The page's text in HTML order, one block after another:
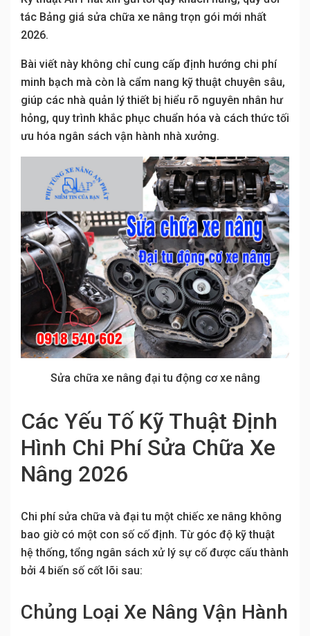
tác Bảng giá sửa chữa xe nâng trọn gói mới nhất
2026.
Bài viết này không chỉ cung cấp định hướng chi phí
minh bạch mà còn là cẩm nang kỹ thuật chuyên sâu,
giúp các nhà quản lý thiết bị hiểu rõ nguyên nhân hư
hỏng, quy trình khắc phục chuẩn hóa và cách thức tối
ưu hóa ngân sách vận hành nhà xưởng.
Sửa chữa xe nâng đại tu động cơ xe nâng
Các Yếu Tố Kỹ Thuật Định
Hình Chi Phí Sửa Chữa Xe
Nâng 2026
Chi phí sửa chữa và đại tu một chiếc xe nâng không
bao giờ có một con số cố định. Từ góc độ kỹ thuật
hệ thống, tổng ngân sách xử lý sự cố được cấu thành
bởi 4 biến số cốt lõi sau:
Chủng Loại Xe Nâng Vận Hành